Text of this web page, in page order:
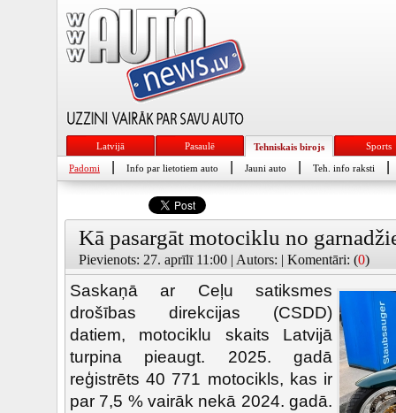
Latvijā Pasaulē Tehniskais birojs Sports
Padomi Info par lietotiem auto Jauni auto Teh. info raksti
Kā pasargāt motociklu no
Pievienots: 27. aprīlī 11:00 | Autors: | Komentāri: (0)
Saskaņā ar Ceļu satiksmes
drošības direkcijas (CSDD)
datiem, motociklu skaits Latvijā
turpina pieaugt. 2025. gadā
reģistrēts 40 771 motocikls, kas ir
par 7,5 % vairāk nekā 2024. gadā.